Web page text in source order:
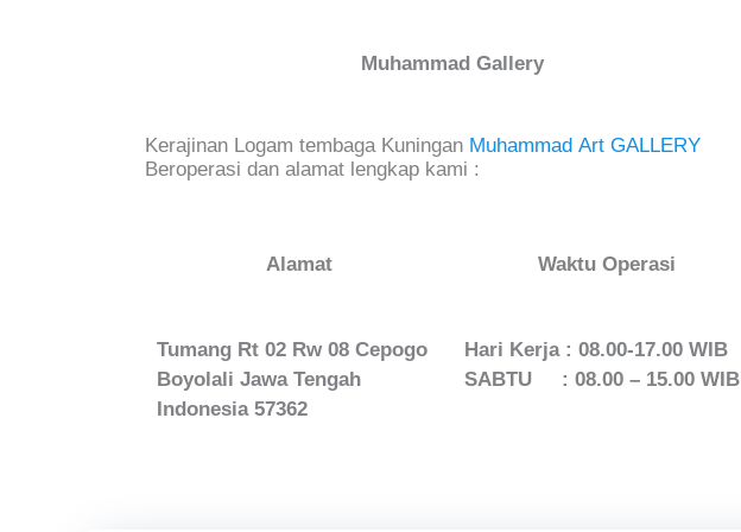
Muhammad Gallery
Kerajinan Logam tembaga Kuningan Muhammad Art GALLERY
Beroperasi dan alamat lengkap kami :
Alamat Waktu Operasi
Tumang Rt 02 Rw 08 Cepogo
Boyolali Jawa Tengah
Indonesia 57362
Hari Kerja : 08.00-17.00 WIB
SABTU : 08.00 – 15.00 WIB